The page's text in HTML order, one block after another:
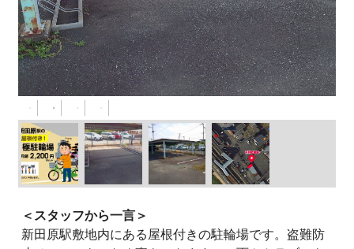
＜スタッフから一言＞
新田原駅敷地内にある屋根付きの駐輪場です。盗難防